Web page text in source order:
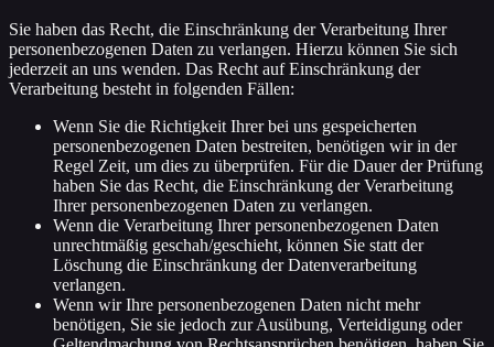
Sie haben das Recht, die Einschränkung der Verarbeitung Ihrer
personenbezogenen Daten zu verlangen. Hierzu können Sie sich
jederzeit an uns wenden. Das Recht auf Einschränkung der
Verarbeitung besteht in folgenden Fällen:
Wenn Sie die Richtigkeit Ihrer bei uns gespeicherten
personenbezogenen Daten bestreiten, benötigen wir in der
Regel Zeit, um dies zu überprüfen. Für die Dauer der Prüfung
haben Sie das Recht, die Einschränkung der Verarbeitung
Ihrer personenbezogenen Daten zu verlangen.
Wenn die Verarbeitung Ihrer personenbezogenen Daten
unrechtmäßig geschah/geschieht, können Sie statt der
Löschung die Einschränkung der Datenverarbeitung
verlangen.
Wenn wir Ihre personenbezogenen Daten nicht mehr
benötigen, Sie sie jedoch zur Ausübung, Verteidigung oder